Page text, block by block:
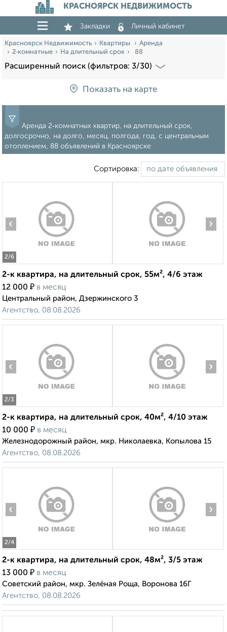
КРАСНОЯРСК НЕДВИЖИМОСТЬ
Закладки Личный кабинет
Красноярск Недвижимость Квартиры
Аренда
2‑комнатные
На длительный срок 88
Расширенный поиск (фильтров: 3/30)
Показать на карте
Аренда 2‑комнатных квартир, на длительный срок,
долгосрочно, на долго, месяц, полгода, год, с центральным
отоплением, 88 объявлений в Красноярске
Сортировка:
2/6
‹ ›
2-к квартира, на длительный срок, 55м², 4/6 этаж
12 000 ₽ в месяц
Центральный район, Дзержинского 3
Агентство, 08.08.2026
2/3
‹ ›
2-к квартира, на длительный срок, 40м², 4/10 этаж
10 000 ₽ в месяц
Железнодорожный район, мкр. Николаевка, Копылова 15
Агентство, 08.08.2026
2/4
‹ ›
2-к квартира, на длительный срок, 48м², 3/5 этаж
13 000 ₽ в месяц
Советский район, мкр. Зелёная Роща, Воронова 16Г
Агентство, 08.08.2026